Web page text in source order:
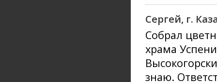
Сергей, г.
Собрал
храма
знаю.